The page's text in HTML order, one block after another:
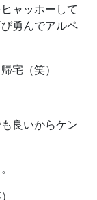
ャッホーして
勇んでアルペ
宅（笑）
良いからケン